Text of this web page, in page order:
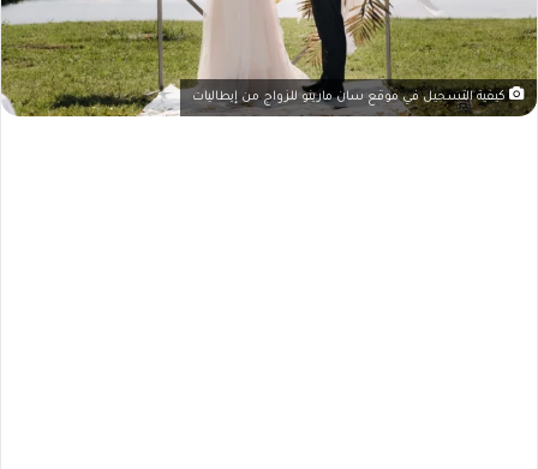
كيفية التسجيل في موقع سان مارينو للزواج من إيطاليات